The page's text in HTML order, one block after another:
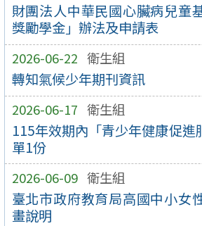
財團法人中華民國心臟病兒童
獎勵學金」辦法及申請表
2026-06-22 衛生組
轉知氣候少年期刊資訊
2026-06-17 衛生組
115年效期內「青少年健康促進
單1份
2026-06-09 衛生組
臺北市政府教育局高國中小女
畫說明